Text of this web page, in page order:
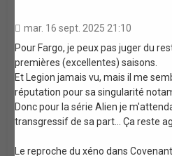
mar. 16 sept. 2025 21:10
Pour Fargo, je peux pas juger du
premières (excellentes) saisons.
Et Legion jamais vu, mais il me
réputation pour sa singularité
Donc pour la série Alien je
transgressif de sa part... Ça reste
Le reproche du xéno dans